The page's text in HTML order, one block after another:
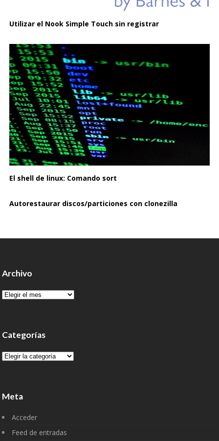
Utilizar el Nook Simple Touch sin registrar
El shell de linux: Comando sort
Autorestaurar discos/particiones con clonezilla
Archivo
Archivo
Categorías
Categorías
Meta
Acceder
Feed de entradas